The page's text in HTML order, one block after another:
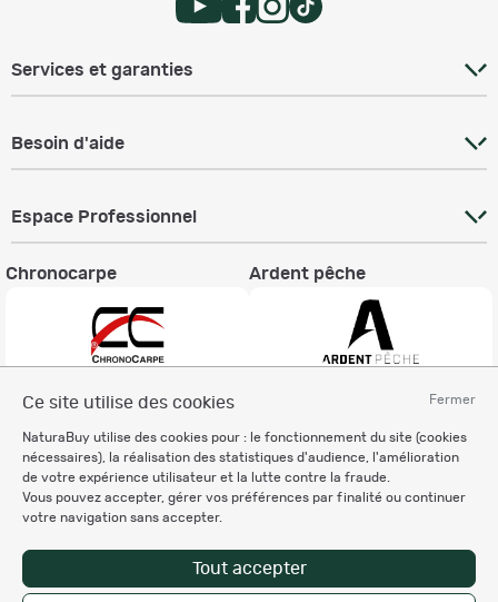
Fermer
Ce site utilise des cookies
NaturaBuy utilise des cookies pour : le fonctionnement du site (cookies
nécessaires), la réalisation des statistiques d'audience, l'amélioration
de votre expérience utilisateur et la lutte contre la fraude.
Vous pouvez accepter, gérer vos préférences par finalité ou continuer
votre navigation sans accepter.
Tout accepter
Services et garanties
Besoin d'aide
Espace Professionnel
Chronocarpe Ardent pêche
Charte éthique
Mentions légales
Règlement & Conditions d'utilisation
Politique de protection
des données personnelles
Personnalisation des cookies